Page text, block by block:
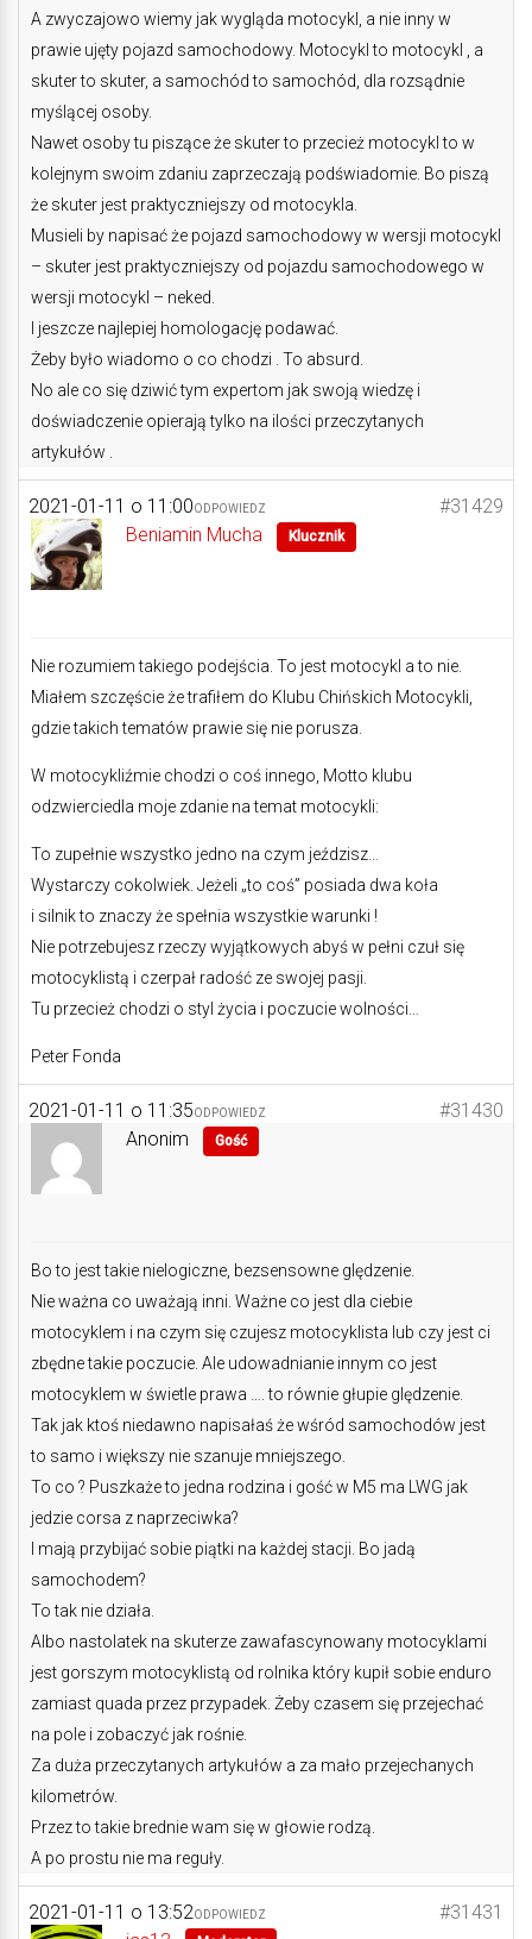
A zwyczajowo wiemy jak wygląda motocykl, a nie inny w
prawie ujęty pojazd samochodowy. Motocykl to motocykl , a
skuter to skuter, a samochód to samochód, dla rozsądnie
myślącej osoby.
Nawet osoby tu piszące że skuter to przecież motocykl to w
kolejnym swoim zdaniu zaprzeczają podświadomie. Bo piszą
że skuter jest praktyczniejszy od motocykla.
Musieli by napisać że pojazd samochodowy w wersji motocykl
– skuter jest praktyczniejszy od pojazdu samochodowego w
wersji motocykl – neked.
I jeszcze najlepiej homologację podawać.
Żeby było wiadomo o co chodzi . To absurd.
No ale co się dziwić tym expertom jak swoją wiedzę i
doświadczenie opierają tylko na ilości przeczytanych
artykułów .
2021-01-11 o 11:00 #31429
ODPOWIEDZ
Beniamin Mucha Klucznik
Nie rozumiem takiego podejścia. To jest motocykl a to nie.
Miałem szczęście że trafiłem do Klubu Chińskich Motocykli,
gdzie takich tematów prawie się nie porusza.
W motocykliźmie chodzi o coś innego, Motto klubu
odzwierciedla moje zdanie na temat motocykli:
To zupełnie wszystko jedno na czym jeździsz…
Wystarczy cokolwiek. Jeżeli „to coś” posiada dwa koła
i silnik to znaczy że spełnia wszystkie warunki !
Nie potrzebujesz rzeczy wyjątkowych abyś w pełni czuł się
motocyklistą i czerpał radość ze swojej pasji.
Tu przecież chodzi o styl życia i poczucie wolności…
Peter Fonda
2021-01-11 o 11:35 #31430
ODPOWIEDZ
Anonim Gość
Bo to jest takie nielogiczne, bezsensowne ględzenie.
Nie ważna co uważają inni. Ważne co jest dla ciebie
motocyklem i na czym się czujesz motocyklista lub czy jest ci
zbędne takie poczucie. Ale udowadnianie innym co jest
motocyklem w świetle prawa …. to równie głupie ględzenie.
Tak jak ktoś niedawno napisałaś że wśród samochodów jest
to samo i większy nie szanuje mniejszego.
To co ? Puszkaże to jedna rodzina i gość w M5 ma LWG jak
jedzie corsa z naprzeciwka?
I mają przybijać sobie piątki na każdej stacji. Bo jadą
samochodem?
To tak nie działa.
Albo nastolatek na skuterze zawafascynowany motocyklami
jest gorszym motocyklistą od rolnika który kupił sobie enduro
zamiast quada przez przypadek. Żeby czasem się przejechać
na pole i zobaczyć jak rośnie.
Za duża przeczytanych artykułów a za mało przejechanych
kilometrów.
Przez to takie brednie wam się w głowie rodzą.
A po prostu nie ma reguły.
2021-01-11 o 13:52 #31431
ODPOWIEDZ